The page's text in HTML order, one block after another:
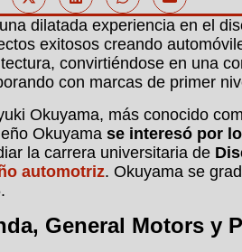
dilatada experiencia en el
exitosos creando
convirtiéndose en una
con marcas de primer
Okuyama, más conocido
Okuyama se interesó por
la carrera universitaria de
automotriz. Okuyama se
General Motors y